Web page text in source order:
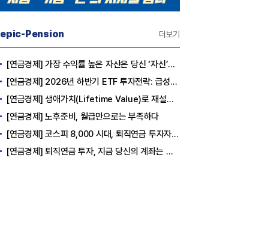
epic-Pension 더보기
[연금경제] 가장 수익률 높은 자산은 당신 ‘자신’이다
[연금경제] 2026년 하반기 ETF 투자전략: 급성장의 상반기를 접고, 이제 '실적'이 가르는 하반기를 맞다
[연금경제] 생애가치(Lifetime Value)로 재설계하는 은퇴 후 안정적 생활보장과 평생소득 전략
[연금경제] 노후준비, 월급만으로는 부족하다
[연금경제] 코스피 8,000 시대, 퇴직연금 투자자는 왜 지금 FOMO를 경계해야 하는가
[연금경제] 퇴직연금 투자, 지금 당신의 계좌는 어느 편인가?